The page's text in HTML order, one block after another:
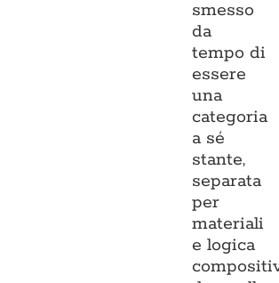
smesso
da
tempo di
essere
una
categoria
a sé
stante,
separata
per
materiali
e logica